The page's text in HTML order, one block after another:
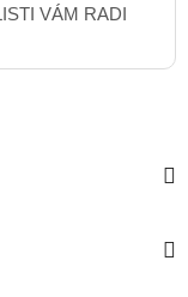
VÁM RADI